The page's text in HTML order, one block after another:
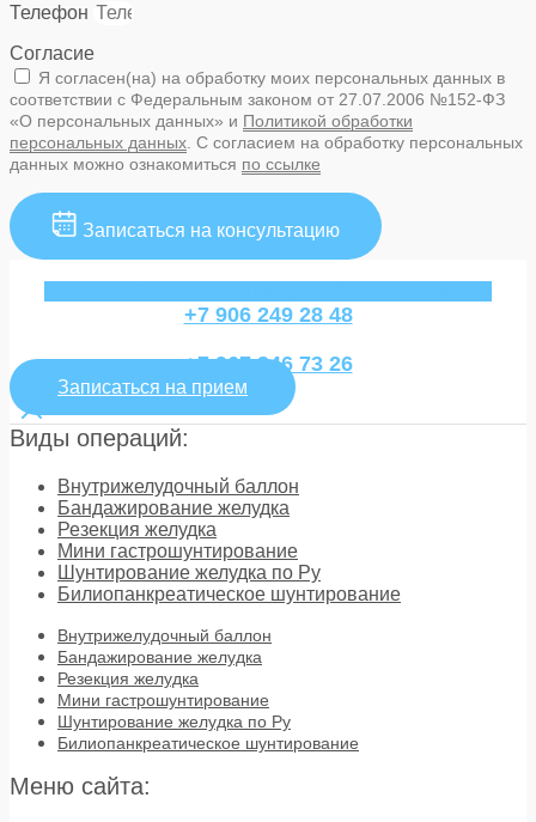
Телефон
Согласие
Я согласен(на) на обработку моих персональных данных в
соответствии с Федеральным законом от 27.07.2006 №152-ФЗ
«О персональных данных» и Политикой обработки
персональных данных . С согласием на обработку персональных
данных можно ознакомиться по ссылке
Записаться на консультацию
+7 906 249 28 48
+7 967 346 73 26
Записаться на прием
Виды операций:
Внутрижелудочный баллон
Бандажирование желудка
Резекция желудка
Мини гастрошунтирование
Шунтирование желудка по Ру
Билиопанкреатическое шунтирование
Внутрижелудочный баллон
Бандажирование желудка
Резекция желудка
Мини гастрошунтирование
Шунтирование желудка по Ру
Билиопанкреатическое шунтирование
Меню сайта: